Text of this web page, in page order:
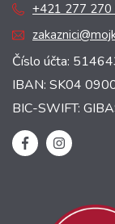
+421 277 270
Číslo účta:
IBAN: SK04
BIC-SWIFT: